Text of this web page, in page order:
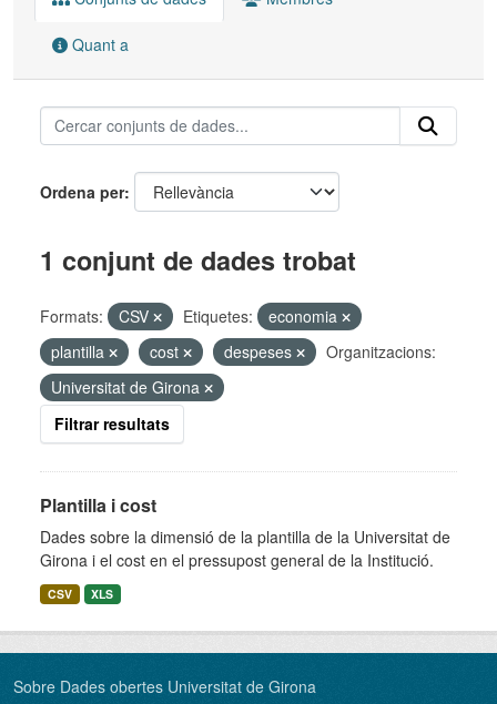
Quant a
Ordena per
1 conjunt de dades trobat
Formats: CSV Etiquetes:
economia
plantilla
cost despeses
Organitzacions:
Universitat de Girona
Filtrar resultats
Plantilla i cost
Dades sobre la dimensió de la plantilla de la Universitat de
Girona i el cost en el pressupost general de la Institució.
CSV XLS
Sobre Dades obertes Universitat de Girona